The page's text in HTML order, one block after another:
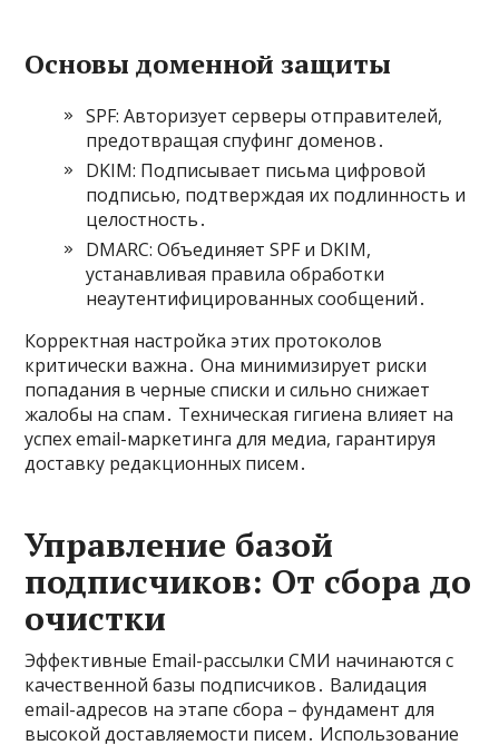
Основы доменной защиты
SPF: Авторизует серверы отправителей,
предотвращая спуфинг доменов․
DKIM: Подписывает письма цифровой
подписью, подтверждая их подлинность и
целостность․
DMARC: Объединяет SPF и DKIM,
устанавливая правила обработки
неаутентифицированных сообщений․
Корректная настройка этих протоколов
критически важна․ Она минимизирует риски
попадания в черные списки и сильно снижает
жалобы на спам․ Техническая гигиена влияет на
успех email-маркетинга для медиа, гарантируя
доставку редакционных писем․
Управление базой
подписчиков: От сбора до
очистки
Эффективные Email-рассылки СМИ начинаются с
качественной базы подписчиков․ Валидация
email-адресов на этапе сбора – фундамент для
высокой доставляемости писем․ Использование